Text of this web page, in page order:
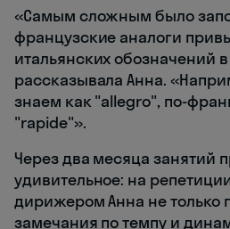
«Самым сложным было
французские аналоги
итальянских обозначений
рассказывала Анна.
знаем как "allegro", по-
"rapide"».
Через два месяца занятий
удивительное: на
дирижером Анна не только
замечания по темпу и